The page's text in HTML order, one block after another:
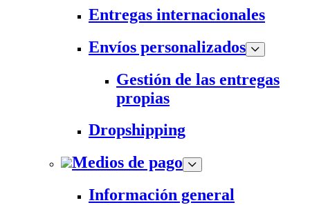
Entregas internacionales
Envíos personalizados
Gestión de las entregas
propias
Dropshipping
Medios de pago
Información general